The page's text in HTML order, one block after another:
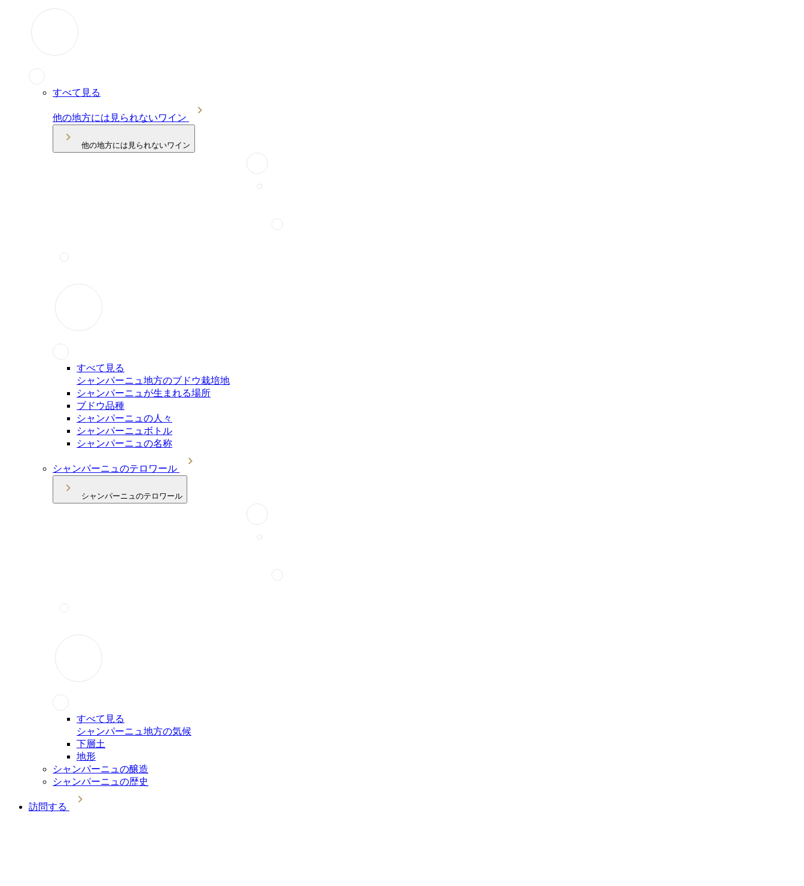
すべて見る
他の地方には見られないワイン
他の地方には見られないワイン
すべて見る
シャンパーニュ地方のブドウ栽培地
シャンパーニュが生まれる場所
ブドウ品種
シャンパーニュの人々
シャンパーニュボトル
シャンパーニュの名称
シャンパーニュのテロワール
シャンパーニュのテロワール
すべて見る
シャンパーニュ地方の気候
下層土
地形
シャンパーニュの醸造
シャンパーニュの歴史
訪問する